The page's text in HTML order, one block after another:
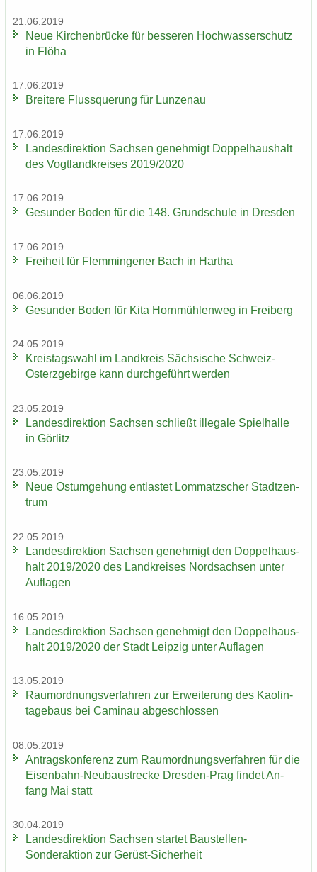
21.06.2019
Neue Kir­chen­brü­cke für bes­se­ren Hoch­was­ser­schutz
in Flöha
17.06.2019
Brei­te­re Fluss­que­rung für Lun­zen­au
17.06.2019
Lan­des­di­rek­ti­on Sach­sen ge­neh­migt Dop­pel­haus­halt
des Vogt­land­krei­ses 2019/2020
17.06.2019
Ge­sun­der Boden für die 148. Grund­schu­le in Dres­den
17.06.2019
Frei­heit für Flem­min­ge­ner Bach in Har­tha
06.06.2019
Ge­sun­der Boden für Kita Horn­müh­len­weg in Frei­berg
24.05.2019
Kreis­tags­wahl im Land­kreis Säch­si­sche Schweiz-​
Osterzgebirge kann durch­ge­führt wer­den
23.05.2019
Lan­des­di­rek­ti­on Sach­sen schließt il­le­ga­le Spiel­hal­le
in Gör­litz
23.05.2019
Neue Ost­um­ge­hung ent­las­tet Lom­matz­scher Stadt­zen­
trum
22.05.2019
Lan­des­di­rek­ti­on Sach­sen ge­neh­migt den Dop­pel­haus­
halt 2019/2020 des Land­krei­ses Nord­sach­sen unter
Auf­la­gen
16.05.2019
Lan­des­di­rek­ti­on Sach­sen ge­neh­migt den Dop­pel­haus­
halt 2019/2020 der Stadt Leip­zig unter Auf­la­gen
13.05.2019
Raum­ord­nungs­ver­fah­ren zur Er­wei­te­rung des Kao­lin­
ta­ge­baus bei Ca­min­au ab­ge­schlos­sen
08.05.2019
An­trags­kon­fe­renz zum Raum­ord­nungs­ver­fah­ren für die
Eisenbahn-​Neubaustrecke Dresden-​Prag fin­det An­
fang Mai statt
30.04.2019
Lan­des­di­rek­ti­on Sach­sen star­tet Baustellen-​
Sonderaktion zur Gerüst-​Sicherheit